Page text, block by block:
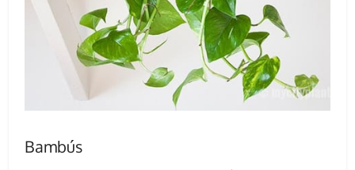
Bambús